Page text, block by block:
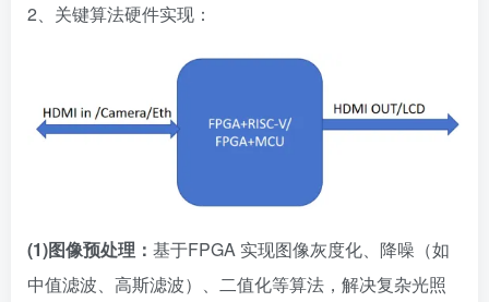
2、关键算法硬件实现：
(1)图像预处理： 基于FPGA 实现图像灰度化、降噪（如
中值滤波、高斯滤波）、二值化等算法，解决复杂光照